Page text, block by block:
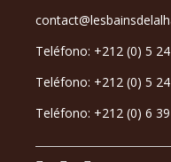
Teléfono: +212 (0) 5
Teléfono: +212 (0) 5
Teléfono: +212 (0) 6